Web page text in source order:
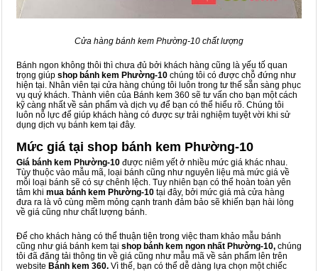
Cửa hàng bánh kem Phường-10 chất lượng
Bánh ngon không thôi thì chưa đủ bởi khách hàng cũng là yếu tố quan
trọng giúp shop bánh kem Phường-10 chúng tôi có được chỗ đứng như
hiện tại. Nhân viên tại cửa hàng chúng tôi luôn trong tư thế sẵn sàng phục
vụ quý khách. Thành viên của Bánh kem 360 sẽ tư vấn cho bạn một cách
kỹ càng nhất về sản phẩm và dịch vụ để bạn có thể hiểu rõ. Chúng tôi
luôn nỗ lực để giúp khách hàng có được sự trải nghiệm tuyệt vời khi sử
dụng dịch vụ bánh kem tại đây.
Mức giá tại shop bánh kem Phường-10
Giá bánh kem Phường-10 được niêm yết ở nhiều mức giá khác nhau.
Tùy thuộc vào mẫu mã, loại bánh cũng như nguyên liệu mà mức giá về
mỗi loại bánh sẽ có sự chênh lệch. Tuy nhiên bạn có thể hoàn toàn yên
tâm khi mua bánh kem Phường-10 tại đây, bởi mức giá mà cửa hàng
đưa ra là vô cùng mềm mỏng cạnh tranh đảm bảo sẽ khiến bạn hài lòng
về giá cũng như chất lượng bánh.
Để cho khách hàng có thể thuận tiện trong việc tham khảo mẫu bánh
cũng như giá bánh kem tại shop bánh kem ngon nhất Phường-10, chúng
tôi đã đăng tải thông tin về giá cũng như mẫu mã về sản phẩm lên trên
website Bánh kem 360. Vì thế, bạn có thể dễ dàng lựa chọn một chiếc